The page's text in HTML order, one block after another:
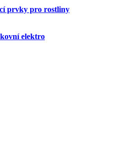
prvky pro rostliny
elektro